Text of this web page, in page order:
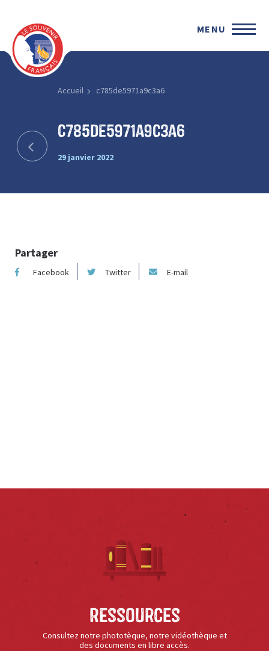
MENU
Accueil c785de5971a9c3a6
c785de5971a9c3a6
29 janvier 2022
Partager
Facebook Twitter E-mail
Ressources
Consultez notre phototèque, notre vidéothèque et
des documents en libre accès.